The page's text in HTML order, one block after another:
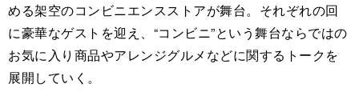
める架空のコンビニエンスストアが舞台。それぞれの回
に豪華なゲストを迎え、“コンビニ”という舞台ならではの
お気に入り商品やアレンジグルメなどに関するトークを
展開していく。